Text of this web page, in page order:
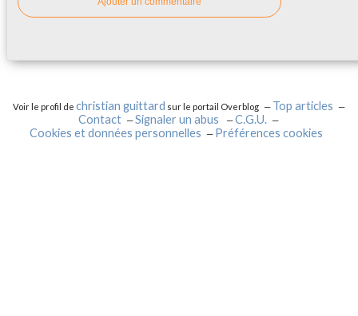
Voir le profil de christian guittard sur le portail Overblog
Top articles
Contact
Signaler un abus
C.G.U.
Cookies et données personnelles
Préférences cookies